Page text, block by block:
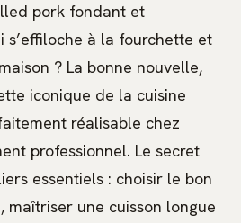
pork fondant et
s’effiloche à la fourchette et
? La bonne nouvelle,
iconique de la cuisine
réalisable chez
professionnel. Le secret
essentiels : choisir le bon
maîtriser une cuisson longue